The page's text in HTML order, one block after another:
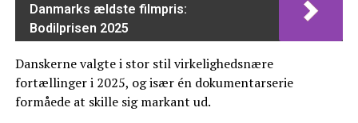
Danmarks ældste filmpris:
Bodilprisen 2025
Danskerne valgte i stor stil virkelighedsnære
fortællinger i 2025, og især én dokumentarserie
formåede at skille sig markant ud.